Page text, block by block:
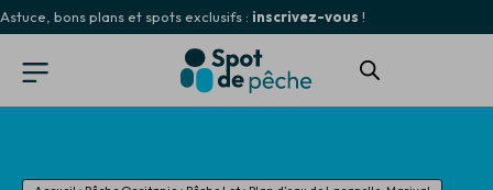
Astuce, bons plans et spots exclusifs : inscrivez-vous !